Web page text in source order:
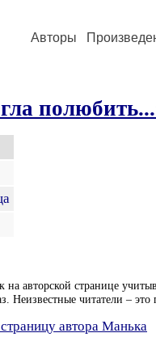
Авторы
авторской странице
Неизвестные читатели –
автора Манька